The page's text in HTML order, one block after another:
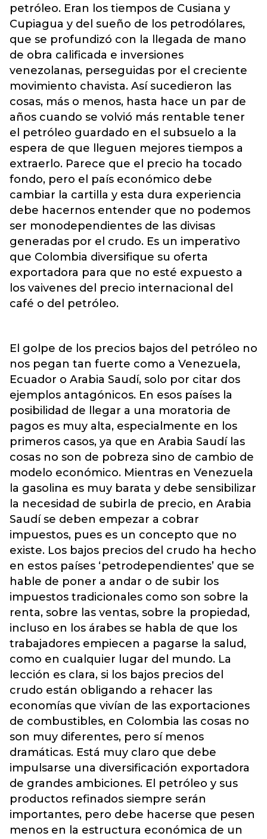
petróleo. Eran los tiempos de Cusiana y
Cupiagua y del sueño de los petrodólares,
que se profundizó con la llegada de mano
de obra calificada e inversiones
venezolanas, perseguidas por el creciente
movimiento chavista. Así sucedieron las
cosas, más o menos, hasta hace un par de
años cuando se volvió más rentable tener
el petróleo guardado en el subsuelo a la
espera de que lleguen mejores tiempos a
extraerlo. Parece que el precio ha tocado
fondo, pero el país económico debe
cambiar la cartilla y esta dura experiencia
debe hacernos entender que no podemos
ser monodependientes de las divisas
generadas por el crudo. Es un imperativo
que Colombia diversifique su oferta
exportadora para que no esté expuesto a
los vaivenes del precio internacional del
café o del petróleo.
El golpe de los precios bajos del petróleo no
nos pegan tan fuerte como a Venezuela,
Ecuador o Arabia Saudí, solo por citar dos
ejemplos antagónicos. En esos países la
posibilidad de llegar a una moratoria de
pagos es muy alta, especialmente en los
primeros casos, ya que en Arabia Saudí las
cosas no son de pobreza sino de cambio de
modelo económico. Mientras en Venezuela
la gasolina es muy barata y debe sensibilizar
la necesidad de subirla de precio, en Arabia
Saudí se deben empezar a cobrar
impuestos, pues es un concepto que no
existe. Los bajos precios del crudo ha hecho
en estos países ‘petrodependientes’ que se
hable de poner a andar o de subir los
impuestos tradicionales como son sobre la
renta, sobre las ventas, sobre la propiedad,
incluso en los árabes se habla de que los
trabajadores empiecen a pagarse la salud,
como en cualquier lugar del mundo. La
lección es clara, si los bajos precios del
crudo están obligando a rehacer las
economías que vivían de las exportaciones
de combustibles, en Colombia las cosas no
son muy diferentes, pero sí menos
dramáticas. Está muy claro que debe
impulsarse una diversificación exportadora
de grandes ambiciones. El petróleo y sus
productos refinados siempre serán
importantes, pero debe hacerse que pesen
menos en la estructura económica de un